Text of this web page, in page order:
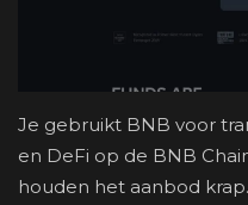
Je gebruikt BNB voor
en DeFi op de BNB
houden het aanbod